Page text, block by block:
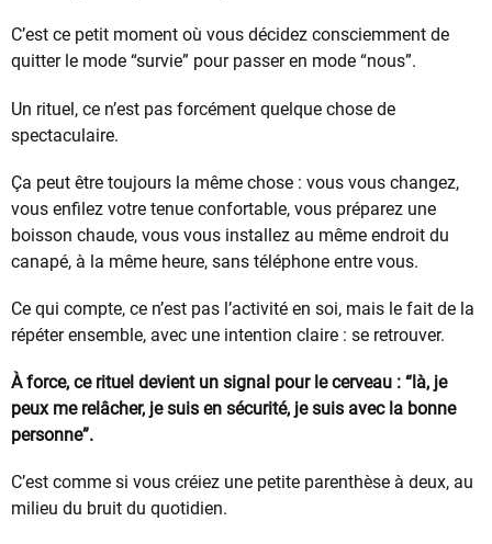
C’est ce petit moment où vous décidez consciemment de
quitter le mode “survie” pour passer en mode “nous”.
Un rituel, ce n’est pas forcément quelque chose de
spectaculaire.
Ça peut être toujours la même chose : vous vous changez,
vous enfilez votre tenue confortable, vous préparez une
boisson chaude, vous vous installez au même endroit du
canapé, à la même heure, sans téléphone entre vous.
Ce qui compte, ce n’est pas l’activité en soi, mais le fait de la
répéter ensemble, avec une intention claire : se retrouver.
À force, ce rituel devient un signal pour le cerveau : “là, je
peux me relâcher, je suis en sécurité, je suis avec la bonne
personne”.
C’est comme si vous créiez une petite parenthèse à deux, au
milieu du bruit du quotidien.